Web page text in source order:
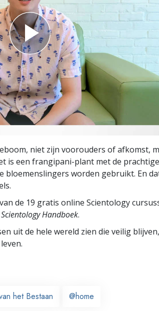
niet zijn voorouders of afkomst,
is een frangipani-plant met de
bloemenslingers worden gebruikt. En
de 19 gratis online Scientology
Handboek.
uit de hele wereld zien die veilig
het Bestaan @home